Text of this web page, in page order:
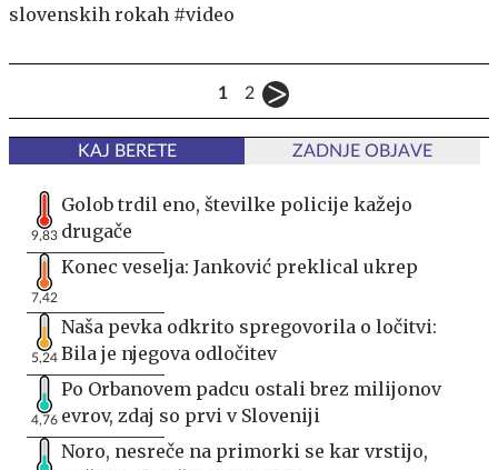
slovenskih rokah #video
1 2
KAJ BERETE ZADNJE OBJAVE
9,83
Golob trdil eno, številke policije kažejo
drugače
7,42
Konec veselja: Janković preklical ukrep
5,24
Naša pevka odkrito spregovorila o ločitvi:
Bila je njegova odločitev
4,76
Po Orbanovem padcu ostali brez milijonov
evrov, zdaj so prvi v Sloveniji
Noro, nesreče na primorki se kar vrstijo,